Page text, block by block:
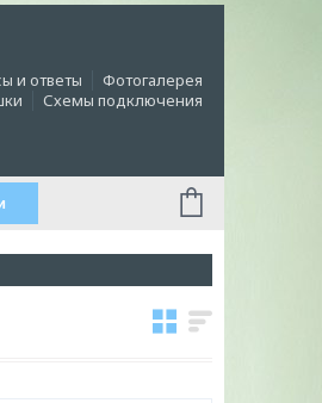
и ответы
Фотогалерея
Схемы подключения